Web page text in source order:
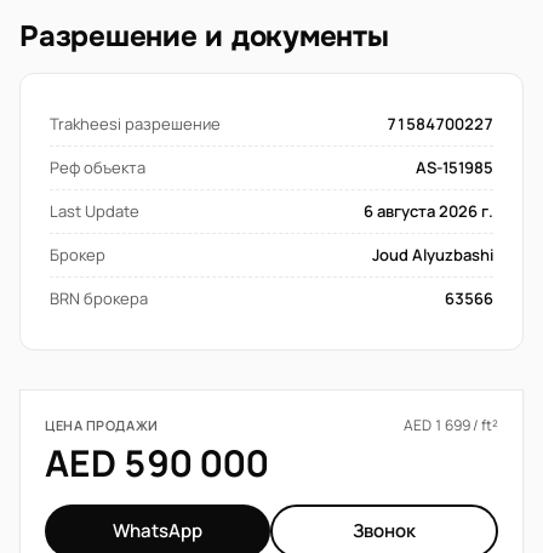
Разрешение и документы
Trakheesi разрешение
71584700227
Реф объекта
AS-151985
Last Update
6 августа 2026 г.
Брокер
Joud Alyuzbashi
BRN брокера
63566
ЦЕНА ПРОДАЖИ AED 1 699 / ft²
AED 590 000
WhatsApp Звонок